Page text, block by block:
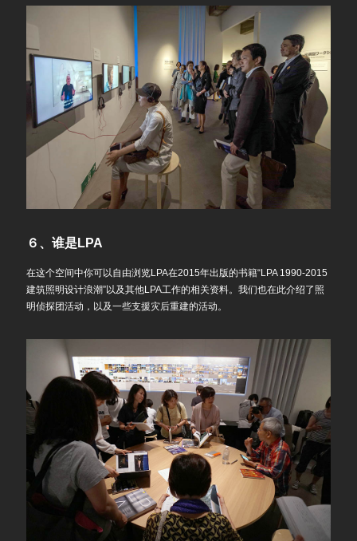
６、谁是LPA
在这个空间中你可以自由浏览LPA在2015年出版的书籍“LPA 1990-2015
建筑照明设计浪潮”以及其他LPA工作的相关资料。我们也在此介绍了照
明侦探团活动，以及一些支援灾后重建的活动。